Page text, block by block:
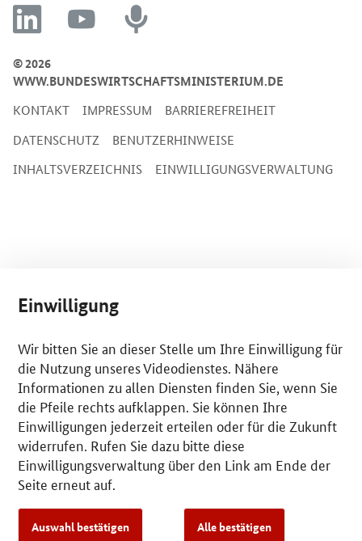
linkedin youtube
© 2026
WWW.BUNDESWIRTSCHAFTSMINISTERIUM.DE
KONTAKT IMPRESSUM
BARRIEREFREIHEIT
DATENSCHUTZ
BENUTZERHINWEISE
INHALTSVERZEICHNIS
EINWILLIGUNGSVERWALTUNG
Einwilligung
Wir bitten Sie an dieser Stelle um Ihre Einwilligung für
die Nutzung unseres Videodienstes. Nähere
Informationen zu allen Diensten finden Sie, wenn Sie
die Pfeile rechts aufklappen. Sie können Ihre
Einwilligungen jederzeit erteilen oder für die Zukunft
widerrufen. Rufen Sie dazu bitte diese
Einwilligungsverwaltung über den Link am Ende der
Seite erneut auf.
Auswahl bestätigen Alle bestätigen